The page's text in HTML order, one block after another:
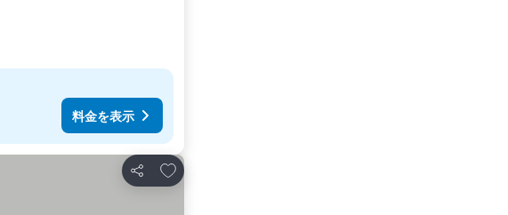
料金を表示
シェア
お気に入りに追加